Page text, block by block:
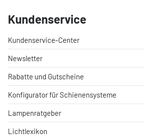
Kundenservice
Kundenservice-Center
Newsletter
Rabatte und Gutscheine
Konfigurator für Schienensysteme
Lampenratgeber
Lichtlexikon